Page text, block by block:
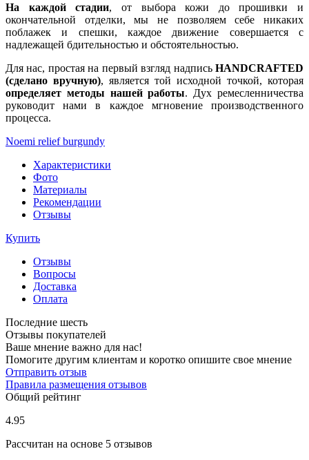
На каждой стадии, от выбора кожи до прошивки и
окончательной отделки, мы не позволяем себе никаких
поблажек и спешки, каждое движение совершается с
надлежащей бдительностью и обстоятельностью.
Для нас, простая на первый взгляд надпись HANDCRAFTED
(сделано вручную), является той исходной точкой, которая
определяет методы нашей работы. Дух ремесленничества
руководит нами в каждое мгновение производственного
процесса.
Noemi relief burgundy
Характеристики
Фото
Материалы
Рекомендации
Отзывы
Купить
Отзывы
Вопросы
Доставка
Оплата
Последние шесть
Отзывы покупателей
Ваше мнение важно для нас!
Помогите другим клиентам и коротко опишите свое мнение
Отправить отзыв
Правила размещения отзывов
Общий рейтинг
4.95
Рассчитан на основе 5 отзывов